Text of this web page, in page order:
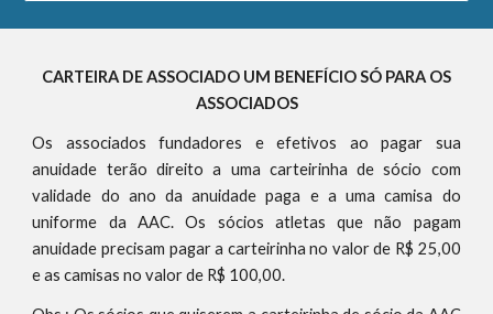
CARTEIRA DE ASSOCIADO UM BENEFÍCIO SÓ PARA OS
ASSOCIADOS
Os associados fundadores e efetivos ao pagar sua
anuidade terão direito a uma carteirinha de sócio com
validade do ano da anuidade paga e a uma camisa do
uniforme da AAC. Os sócios atletas que não pagam
anuidade precisam pagar a carteirinha no valor de R$ 25,00
e as camisas no valor de R$ 100,00.